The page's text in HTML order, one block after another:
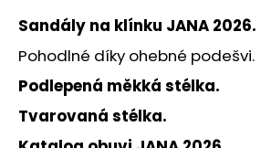
Sandály na klínku JANA 2026.
Pohodlné díky ohebné podešvi.
Podlepená měkká stélka.
Tvarovaná stélka.
HLEDAT
o